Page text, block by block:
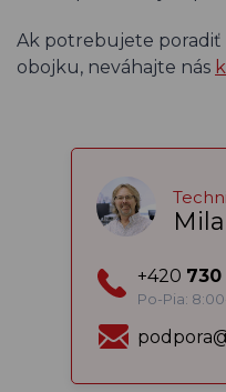
Ak potrebujete poradiť
obojku, neváhajte nás
+420 730
Po-Pia: